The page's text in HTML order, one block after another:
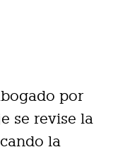
por
se revise la
la